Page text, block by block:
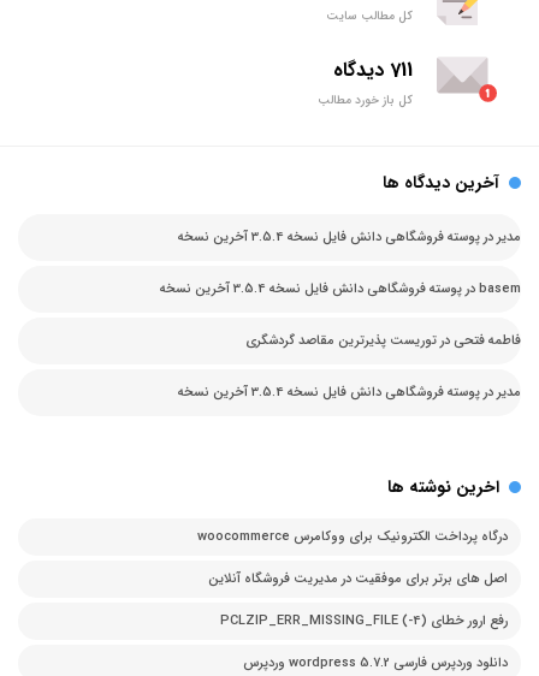
کل مطالب سایت
711 دیدگاه
کل باز خورد مطالب
آخرین دیدگاه ها
مدیردرپوسته فروشگاهی دانش فایل نسخه 3.5.4 آخرین نسخه
basemدرپوسته فروشگاهی دانش فایل نسخه 3.5.4 آخرین نسخه
فاطمه فتحی درتوریست پذیرترین مقاصد گردشگری
مدیردرپوسته فروشگاهی دانش فایل نسخه 3.5.4 آخرین نسخه
اخرین نوشته ها
درگاه پرداخت الکترونیک برای ووکامرس woocommerce
اصل های برتر برای موفقیت در مدیریت فروشگاه آنلاین
رفع ارور خطای PCLZIP_ERR_MISSING_FILE (-4)
دانلود وردپرس فارسی 5.7.2 wordpress وردپرس